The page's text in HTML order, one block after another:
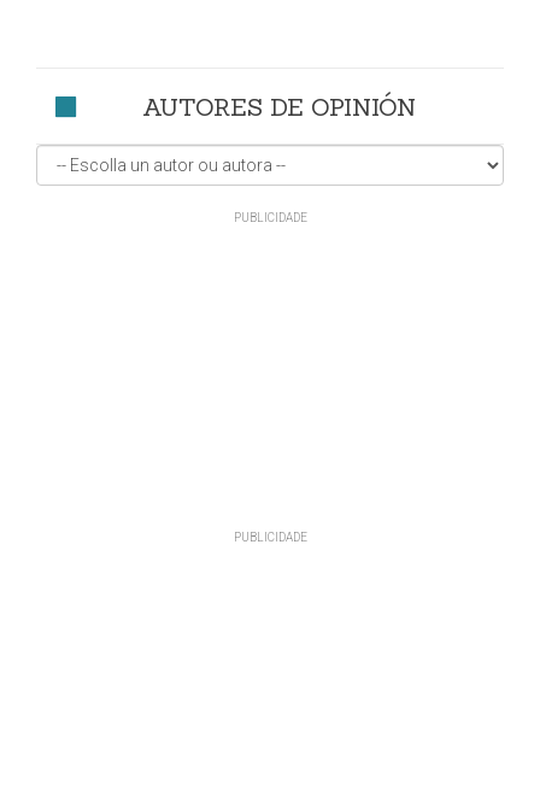
AUTORES DE OPINIÓN